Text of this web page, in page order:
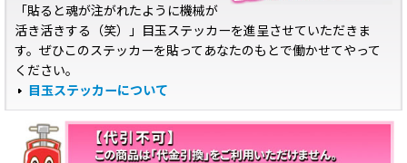
「貼ると魂が注がれたように機械が
活き活きする（笑）」目玉ステッカーを進呈させていただきま
す。ぜひこのステッカーを貼ってあなたのもとで働かせてやって
ください。
目玉ステッカーについて